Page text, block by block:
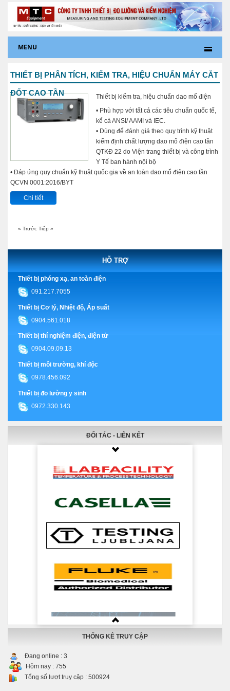
MENU
THIẾT BỊ PHÂN TÍCH, KIỂM TRA, HIỆU CHUẨN MÁY CẮT
ĐỐT CAO TẦN
Thiết bị kiểm tra, hiệu chuẩn dao mổ điện
• Phù hợp với tất cả các tiêu chuẩn quốc tế,
kể cả ANSI/ AAMI và IEC.
• Dùng để đánh giá theo quy trình kỹ thuật
kiểm định chất lượng dao mổ điện cao tần
QTKĐ 22 do Viện trang thiết bị và công trình
Y Tế ban hành nội bộ
• Đáp ứng quy chuẩn kỹ thuật quốc gia về an toàn dao mổ điện cao tần
QCVN 0001:2016/BYT
Chi tiết
« Trước Tiếp »
HỖ TRỢ
Thiết bị phóng xạ, an toàn điện
091.217.7055
Thiết bị Cơ lý, Nhiệt độ, Áp suất
0904.561.018
Thiết bị thí nghiệm điện, điện tử
0904.09.09.13
Thiết bị môi trường, khí độc
0978.456.092
Thiết bị đo lường y sinh
0972.330.143
ĐỐI TÁC - LIÊN KẾT
THỐNG KÊ TRUY CẬP
Đang online : 3
Hôm nay : 755
Tổng số lượt truy cập : 500924